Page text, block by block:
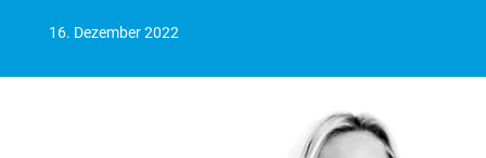
16. Dezember 2022